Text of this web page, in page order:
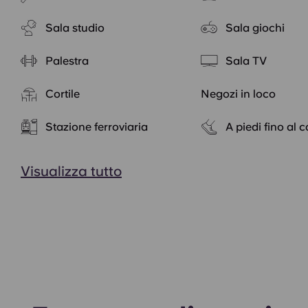
Sala studio Sala giochi
Palestra Sala TV
Cortile Negozi in loco
Stazione ferroviaria A piedi fino al
Visualizza tutto